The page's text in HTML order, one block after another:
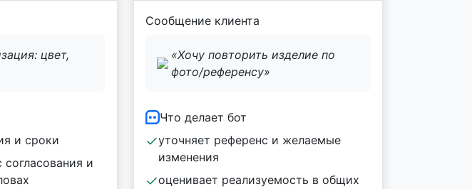
цвет,
и сроки
и
Сообщение клиента
«Хочу повторить изделие по
фото/референсу»
Что делает бот
уточняет референс и желаемые
изменения
оценивает реализуемость в общих